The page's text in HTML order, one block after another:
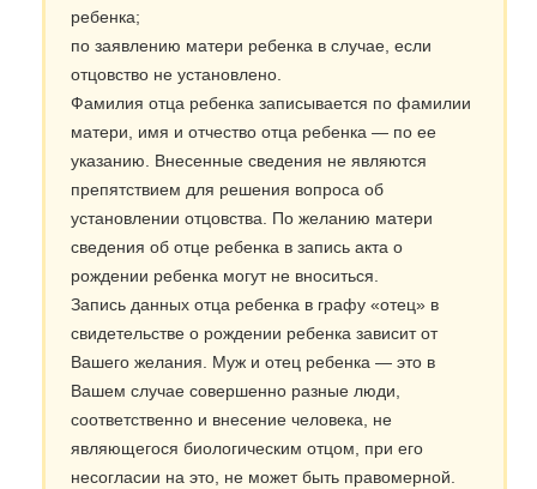
ребенка;
по заявлению матери ребенка в случае, если
отцовство не установлено.
Фамилия отца ребенка записывается по фамилии
матери, имя и отчество отца ребенка — по ее
указанию. Внесенные сведения не являются
препятствием для решения вопроса об
установлении отцовства. По желанию матери
сведения об отце ребенка в запись акта о
рождении ребенка могут не вноситься.
Запись данных отца ребенка в графу «отец» в
свидетельстве о рождении ребенка зависит от
Вашего желания. Муж и отец ребенка — это в
Вашем случае совершенно разные люди,
соответственно и внесение человека, не
являющегося биологическим отцом, при его
несогласии на это, не может быть правомерной.